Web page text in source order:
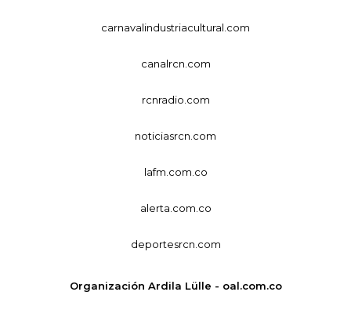
carnavalindustriacultural.com
canalrcn.com
rcnradio.com
noticiasrcn.com
lafm.com.co
alerta.com.co
deportesrcn.com
Organización Ardila Lülle - oal.com.co